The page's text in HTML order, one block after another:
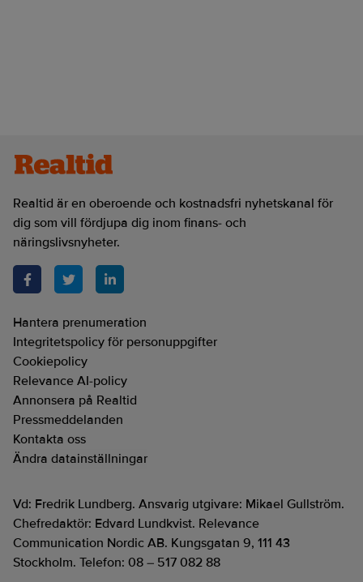
Realtid är en oberoende och kostnadsfri nyhetskanal för
dig som vill fördjupa dig inom finans- och
näringslivsnyheter.
Hantera prenumeration
Integritetspolicy för personuppgifter
Cookiepolicy
Relevance AI-policy
Annonsera på Realtid
Pressmeddelanden
Kontakta oss
Ändra datainställningar
Vd: Fredrik Lundberg. Ansvarig utgivare: Mikael Gullström.
Chefredaktör: Edvard Lundkvist. Relevance
Communication Nordic AB. Kungsgatan 9, 111 43
Stockholm. Telefon: 08 – 517 082 88